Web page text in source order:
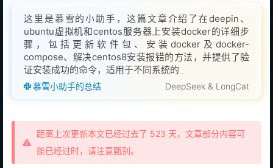
这里是慕雪的小助手，这篇文章介绍了在deepin、
ubuntu虚拟机和centos服务器上安装docker的详细步
骤，包括更新软件包、安装docker及docker-
compose、解决centos8安装报错的方法，并提供了验
证安装成功的命令，适用于不同系统的用户参考操作。
慕雪小助手的总结 DeepSeek & LongCat
距离上次更新本文已经过去了 523 天，文章部分内容可
能已经过时，请注意甄别。